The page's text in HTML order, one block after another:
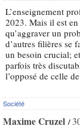
L’enseignement
2023. Mais il est
qu’aggraver un
d’autres filières se
un besoin crucial;
parfois très
l’opposé de celle
Société
Maxime Cruzel